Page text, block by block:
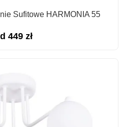
Sufitowe HARMONIA 55
449 zł